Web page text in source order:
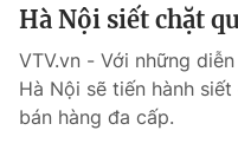
Liên hệ tòa soạn
Hà Nội siết chặt
VTV.vn - Với những
Hà Nội sẽ tiến hành
bán hàng đa cấp.